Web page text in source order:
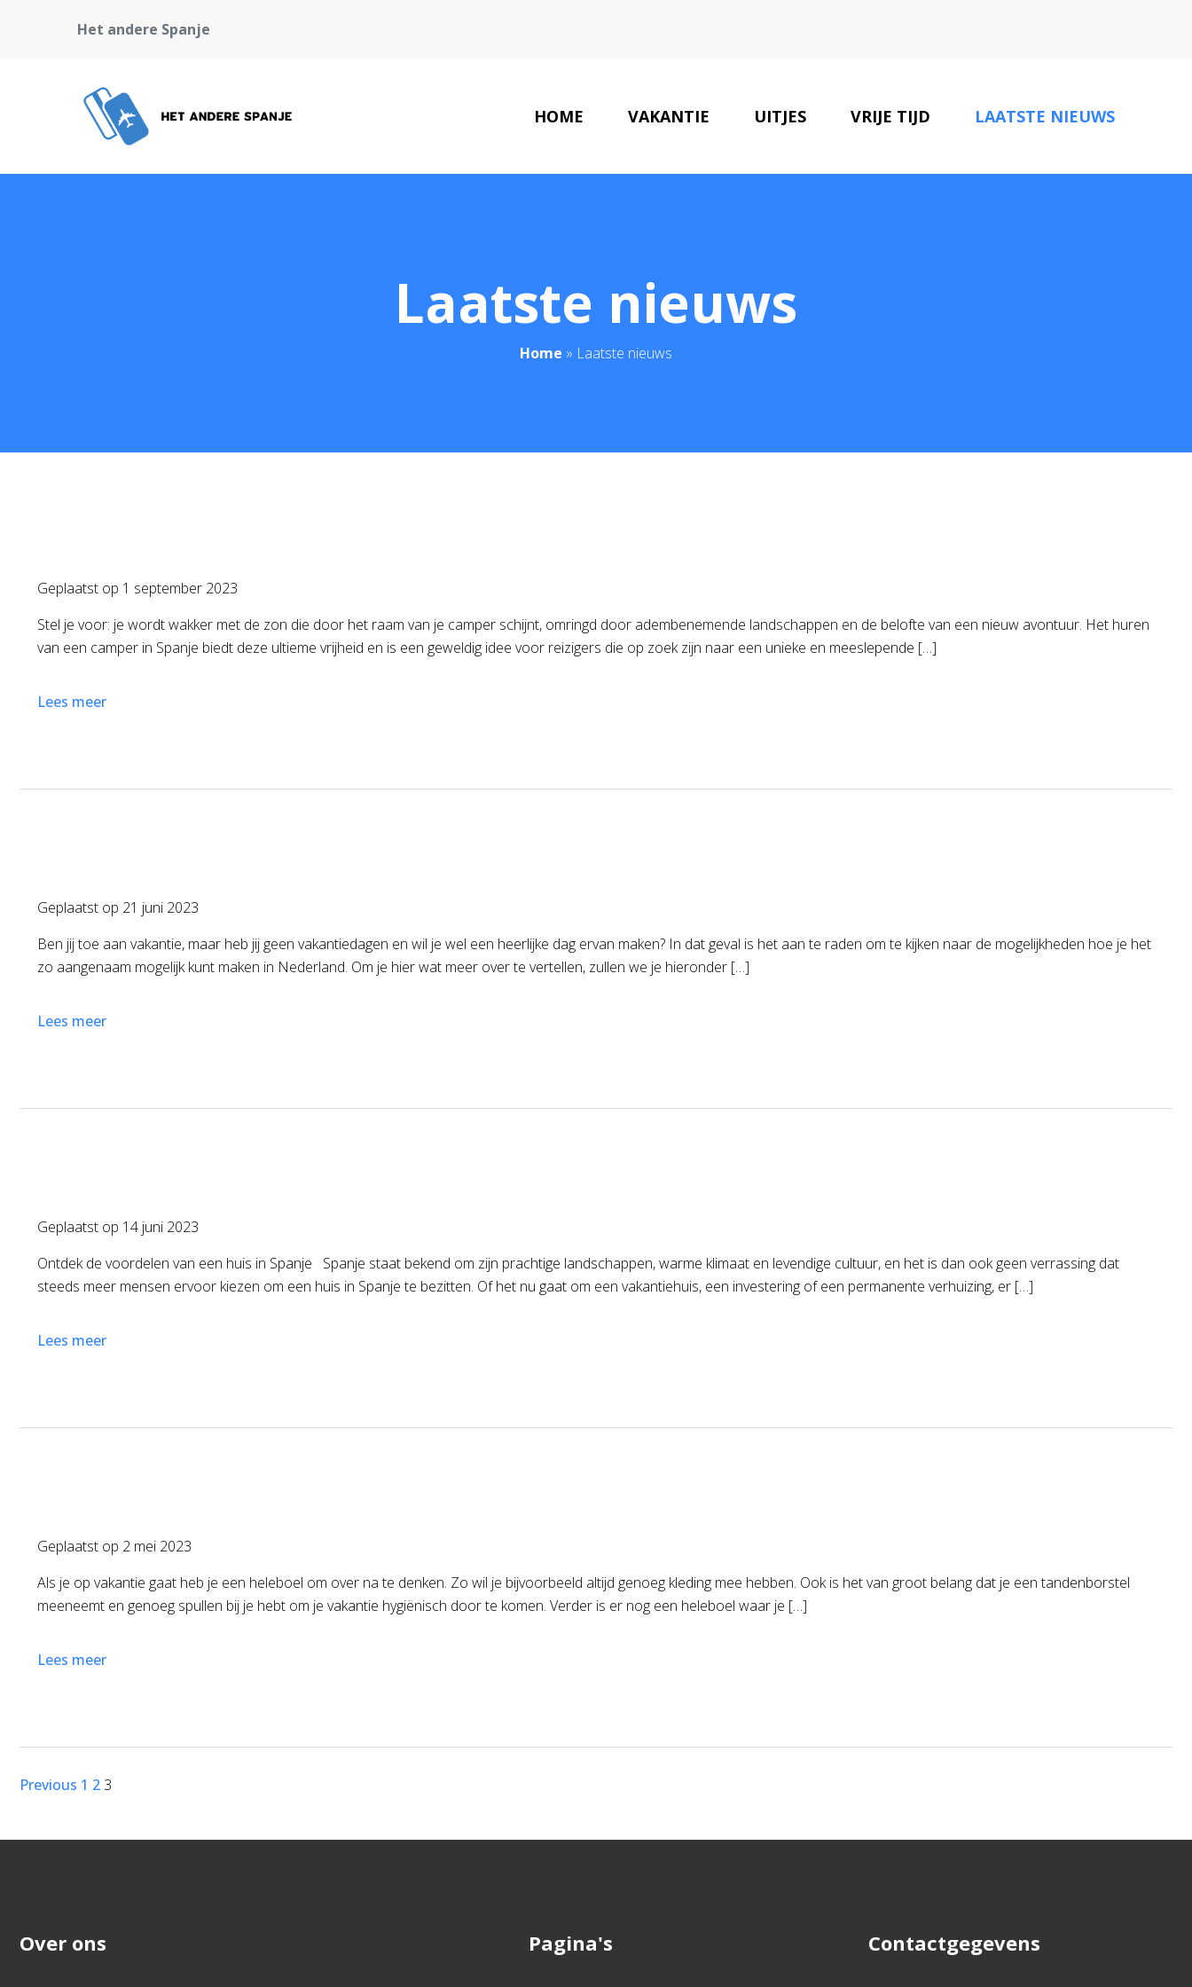
Het andere Spanje
HOME VAKANTIE UITJES VRIJE TIJD LAATSTE NIEUWS
Laatste nieuws
Home » Laatste nieuws
Geplaatst op 1 september 2023
Stel je voor: je wordt wakker met de zon die door het raam van je camper schijnt, omringd door adembenemende landschappen en de belofte van een nieuw avontuur. Het huren
van een camper in Spanje biedt deze ultieme vrijheid en is een geweldig idee voor reizigers die op zoek zijn naar een unieke en meeslepende […]
Lees meer
Geplaatst op 21 juni 2023
Ben jij toe aan vakantie, maar heb jij geen vakantiedagen en wil je wel een heerlijke dag ervan maken? In dat geval is het aan te raden om te kijken naar de mogelijkheden hoe je het
zo aangenaam mogelijk kunt maken in Nederland. Om je hier wat meer over te vertellen, zullen we je hieronder […]
Lees meer
Geplaatst op 14 juni 2023
Ontdek de voordelen van een huis in Spanje Spanje staat bekend om zijn prachtige landschappen, warme klimaat en levendige cultuur, en het is dan ook geen verrassing dat
steeds meer mensen ervoor kiezen om een huis in Spanje te bezitten. Of het nu gaat om een vakantiehuis, een investering of een permanente verhuizing, er […]
Lees meer
Geplaatst op 2 mei 2023
Als je op vakantie gaat heb je een heleboel om over na te denken. Zo wil je bijvoorbeeld altijd genoeg kleding mee hebben. Ook is het van groot belang dat je een tandenborstel
meeneemt en genoeg spullen bij je hebt om je vakantie hygiënisch door te komen. Verder is er nog een heleboel waar je […]
Lees meer
Previous 1 2 3
Over ons Pagina's Contactgegevens